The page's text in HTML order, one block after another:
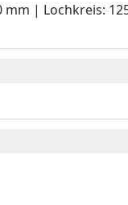
| Lochkreis: